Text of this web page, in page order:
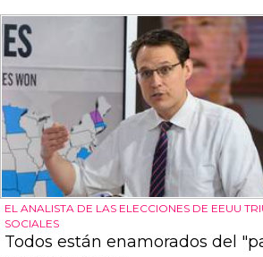
EL ANALISTA DE LAS ELECCIONES DE EEUU
SOCIALES
Todos están enamorados del